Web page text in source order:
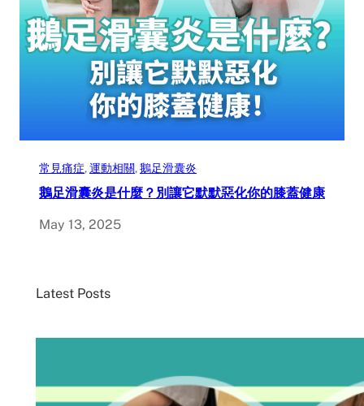
常見痛症, 運動相關, 鵝足滑囊炎
鵝足滑囊炎是什麼？別讓它默默惡化你的膝蓋健康
May 13, 2025
Latest Posts